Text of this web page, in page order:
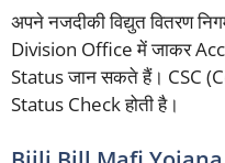
अपने नजदीकी विद्युत वितरण
Division Office में जाकर
Status जान सकते हैं। CSC
Status Check होती है।